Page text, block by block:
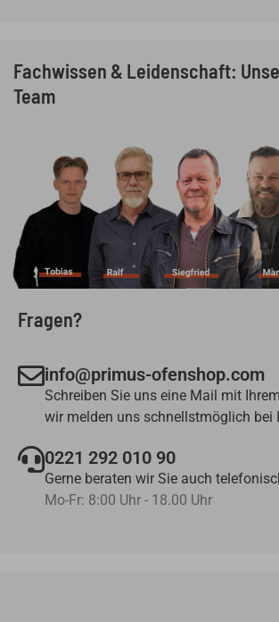
Fachwissen & Leidenschaft:
Team
Fragen?
info@primus-ofenshop.com
Schreiben Sie uns eine Mail mit
wir melden uns schnellstmöglich bei
0221 292 010 90
Gerne beraten wir Sie auch
Mo-Fr: 8:00 Uhr - 18.00 Uhr